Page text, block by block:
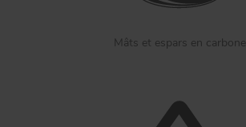
Mâts et espars en carbone